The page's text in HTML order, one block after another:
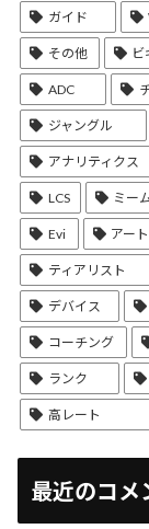
ガイド
その他 ビ
ADC
ジャングル
アナリティクス
LCS ミー
Evi アート
ティアリスト
デバイス
コーチング
ランク
高レート
最近のコメ